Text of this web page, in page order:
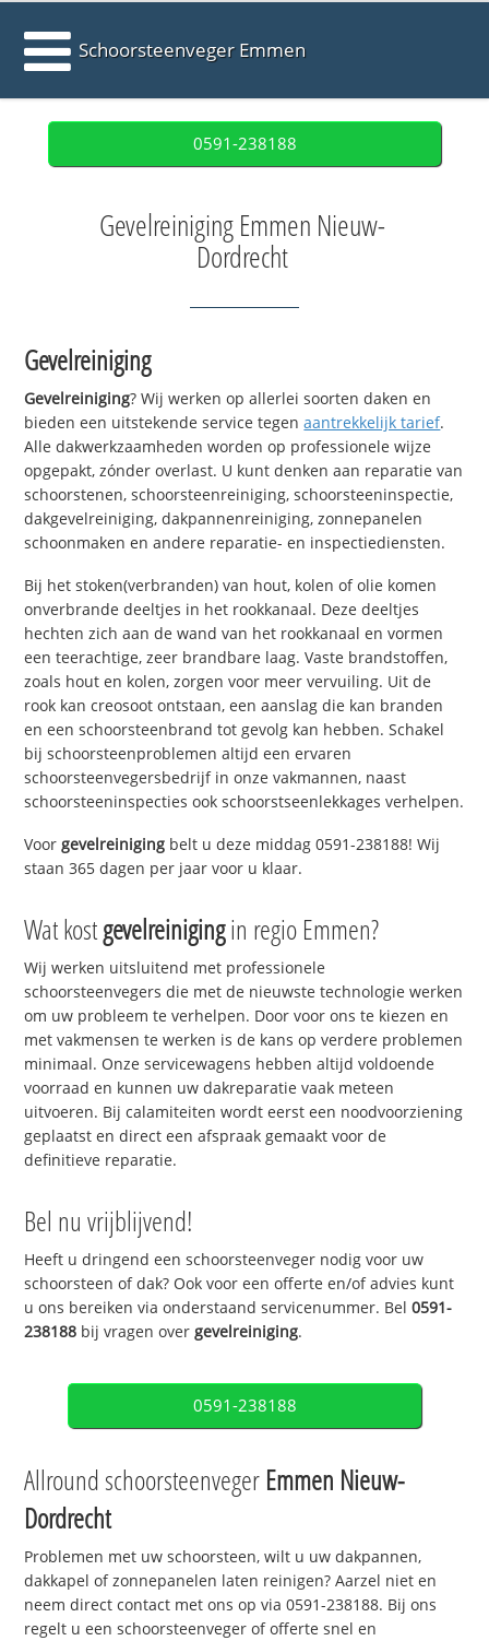
Schoorsteenveger Emmen
0591-238188
Gevelreiniging Emmen Nieuw-
Dordrecht
Gevelreiniging
Gevelreiniging? Wij werken op allerlei soorten daken en
bieden een uitstekende service tegenaantrekkelijk tarief.
Alle dakwerkzaamheden worden op professionele wijze
opgepakt, zónder overlast. U kunt denken aan reparatie van
schoorstenen, schoorsteenreiniging, schoorsteeninspectie,
dakgevelreiniging, dakpannenreiniging, zonnepanelen
schoonmaken en andere reparatie- en inspectiediensten.
Bij het stoken(verbranden) van hout, kolen of olie komen
onverbrande deeltjes in het rookkanaal. Deze deeltjes
hechten zich aan de wand van het rookkanaal en vormen
een teerachtige, zeer brandbare laag. Vaste brandstoffen,
zoals hout en kolen, zorgen voor meer vervuiling. Uit de
rook kan creosoot ontstaan, een aanslag die kan branden
en een schoorsteenbrand tot gevolg kan hebben. Schakel
bij schoorsteenproblemen altijd een ervaren
schoorsteenvegersbedrijf in onze vakmannen, naast
schoorsteeninspecties ook schoorstseenlekkages verhelpen.
Voorgevelreiniging belt u deze middag 0591-238188! Wij
staan 365 dagen per jaar voor u klaar.
Wat kostgevelreinigingin regio Emmen?
Wij werken uitsluitend met professionele
schoorsteenvegers die met de nieuwste technologie werken
om uw probleem te verhelpen. Door voor ons te kiezen en
met vakmensen te werken is de kans op verdere problemen
minimaal. Onze servicewagens hebben altijd voldoende
voorraad en kunnen uw dakreparatie vaak meteen
uitvoeren. Bij calamiteiten wordt eerst een noodvoorziening
geplaatst en direct een afspraak gemaakt voor de
definitieve reparatie.
Bel nu vrijblijvend!
Heeft u dringend een schoorsteenveger nodig voor uw
schoorsteen of dak? Ook voor een offerte en/of advies kunt
u ons bereiken via onderstaand servicenummer. Bel0591-
238188 bij vragen over gevelreiniging.
0591-238188
Allround schoorsteenveger Emmen Nieuw-
Dordrecht
Problemen met uw schoorsteen, wilt u uw dakpannen,
dakkapel of zonnepanelen laten reinigen? Aarzel niet en
neem direct contact met ons op via 0591-238188. Bij ons
regelt u een schoorsteenveger of offerte snel en